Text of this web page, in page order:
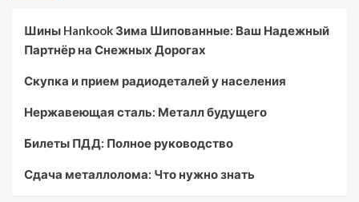
Шины Hankook Зима Шипованные: Ваш Надежный
Партнёр на Снежных Дорогах
Скупка и прием радиодеталей у населения
Нержавеющая сталь: Металл будущего
Билеты ПДД: Полное руководство
Сдача металлолома: Что нужно знать